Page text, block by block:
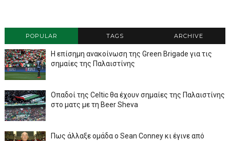
POPULAR TAGS ARCHIVE
Η επίσημη ανακοίνωση της Green Brigade για τις
σημαίες της Παλαιστίνης
Οπαδοί της Celtic θα έχουν σημαίες της Παλαιστίνης
στο ματς με τη Beer Sheva
Πως άλλαξε ομάδα ο Sean Conney κι έγινε από